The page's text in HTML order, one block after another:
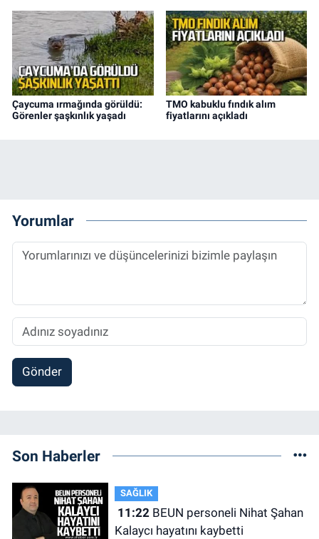
Çaycuma ırmağında görüldü:
Görenler şaşkınlık yaşadı
TMO kabuklu fındık alım
fiyatlarını açıkladı
Yorumlar
Gönder
Son Haberler
SAĞLIK
11:22BEUN personeli Nihat Şahan
Kalaycı hayatını kaybetti